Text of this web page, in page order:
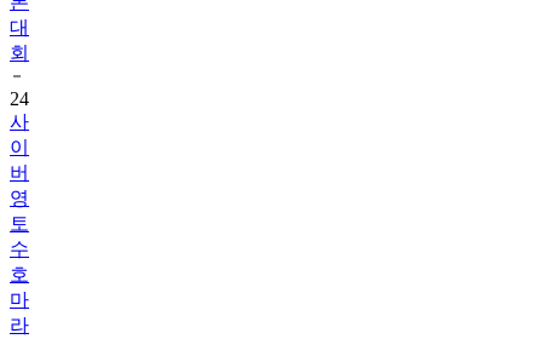
대
회
24
사
이
버
영
토
수
호
마
라